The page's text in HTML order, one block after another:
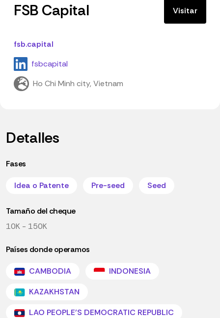
FSB Capital Visitar
fsb.capital
fsbcapital
Ho Chi Minh city, Vietnam
Detalles
Fases
Idea o Patente Pre-seed Seed
Tamaño del cheque
10K - 150K
Países donde operamos
CAMBODIA
INDONESIA
KAZAKHSTAN
LAO PEOPLE'S DEMOCRATIC REPUBLIC